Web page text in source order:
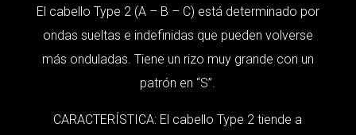
El cabello Type 2 (A – B – C) está determinado por
ondas sueltas e indefinidas que pueden volverse
más onduladas. Tiene un rizo muy grande con un
patrón en “S”.
CARACTERÍSTICA: El cabello Type 2 tiende a